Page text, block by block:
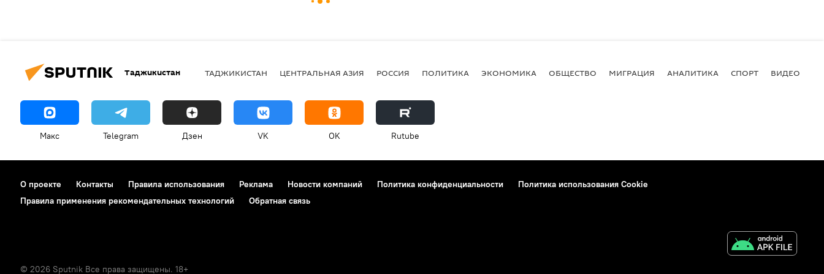
Таджикистан ТАДЖИКИСТАН ЦЕНТРАЛЬНАЯ АЗИЯ РОССИЯ ПОЛИТИКА ЭКОНОМИКА ОБЩЕСТВО МИГРАЦИЯ АНАЛИТИКА СПОРТ ВИДЕО
Макс Telegram Дзен VK OK Rutube
О проекте Контакты Правила использования Реклама Новости компаний Политика конфиденциальности
Политика использования Cookie
Правила применения рекомендательных технологий
Обратная связь
© 2026 Sputnik Все права защищены. 18+